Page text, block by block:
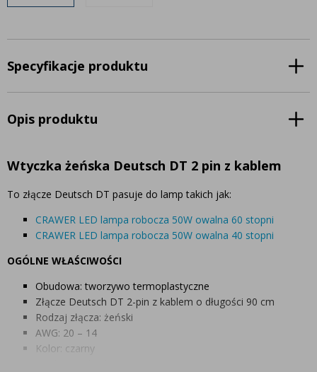
Specyfikacje produktu
Opis produktu
Wtyczka żeńska Deutsch DT 2 pin z kablem
To złącze Deutsch DT pasuje do lamp takich jak:
CRAWER LED lampa robocza 50W owalna 60 stopni
CRAWER LED lampa robocza 50W owalna 40 stopni
OGÓLNE WŁAŚCIWOŚCI
Obudowa: tworzywo termoplastyczne
Złącze Deutsch DT 2-pin z kablem o długości 90 cm
Rodzaj złącza: żeński
AWG: 20 – 14
Kolor: czarny